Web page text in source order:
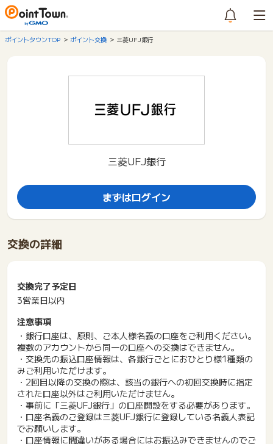
ポイントタウンTOP ポイント交換 三菱UFJ銀行
三菱UFJ銀行
まずはログイン
交換の詳細
交換完了予定日
3営業日以内
注意事項
・銀行口座は、原則、ご本人様名義の口座をご利用ください。
複数のアカウントから同一の口座への交換はできません。
・交換先の振込口座情報は、各銀行ごとにおひとり様1種類の
みご利用いただけます。
・2回目以降の交換の際は、該当の銀行への初回交換時に指定
された口座以外はご利用いただけません。
・事前に「三菱UFJ銀行」の口座開設をする必要があります。
・口座名義のご登録は三菱UFJ銀行に登録している名義人表記
でお願いします。
・口座情報に間違いがある場合にはお振込みできませんのでご